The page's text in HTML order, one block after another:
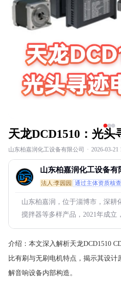
天龙DCD1510：光头
山东柏嘉润化工设备有限公司 · 2026-03-21
山东柏嘉润化工设备有
法人:李园园 通过主体资质核查
山东柏嘉润，位于淄博市，深耕
搅拌器等多样产品，2021年成立
介绍： 本文深入解析天龙DCD1510
比有刷与无刷电机特点，揭示其设计
解音响设备内部构造。